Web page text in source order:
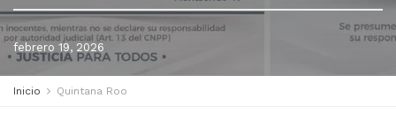
febrero 19, 2026
Inicio Quintana Roo